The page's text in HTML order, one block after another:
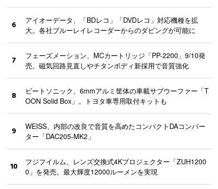
6
アイオーデータ、「BDレコ」「DVDレコ」対応機種を拡
大。各社ブルーレイレコーダーからのダビングが可能に
7
フェーズメーション、MCカートリッジ「PP-2200」9/10発
売。磁気回路見直しやチタンボディ新採用で音質強化
8
ビートソニック、6mmアルミ筐体の車載サブウーファー「T
OON Solid Box」。トヨタ車専用取付キットも
9
WEISS、内部の改良で音質を高めたコンパクトDAコンバー
ター「DAC205-MK2」
10
フジフイルム、レンズ交換式4Kプロジェクター「ZUH1200
0」を発売。最大輝度12000ルーメンを実現